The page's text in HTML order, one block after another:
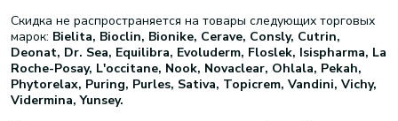
Скидка не распространяется на товары следующих торговых
марок: Bielita, Bioclin, Bionike, Cerave, Consly, Cutrin,
Deonat, Dr. Sea, Equilibra, Evoluderm, Floslek, Isispharma, La
Roche-Posay, L'occitane, Nook, Novaclear, Ohlala, Pekah,
Phytorelax, Puring, Purles, Sativa, Topicrem, Vandini, Vichy,
Vidermina, Yunsey.